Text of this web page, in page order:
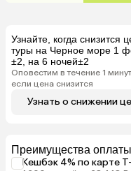
Узнайте, когда снизится
туры на Черное море 1
±2, на 6 ночей±2
Оповестим в течение 1
если цена снизится
Узнать о снижении
Преимущества оплаты
Кешбэк 4% по карте